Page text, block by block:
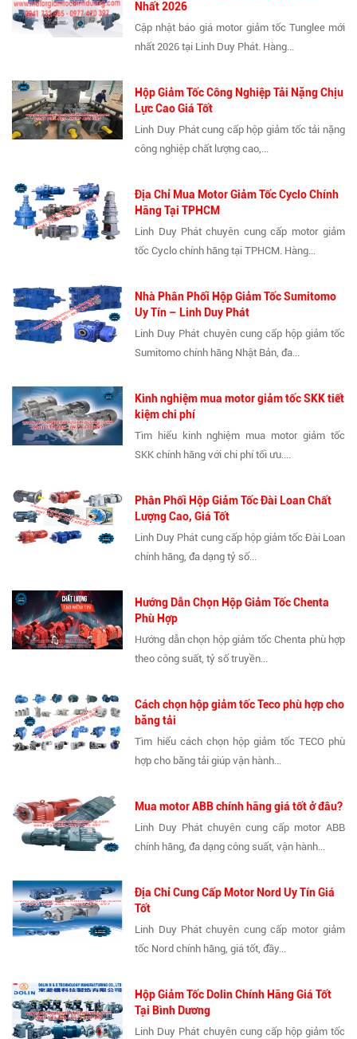
Nhất 2026
Cập nhật báo giá motor giảm tốc Tunglee mới
nhất 2026 tại Linh Duy Phát. Hàng...
Hộp Giảm Tốc Công Nghiệp Tải Nặng Chịu
Lực Cao Giá Tốt
Linh Duy Phát cung cấp hộp giảm tốc tải nặng
công nghiệp chất lượng cao,...
Địa Chỉ Mua Motor Giảm Tốc Cyclo Chính
Hãng Tại TPHCM
Linh Duy Phát chuyên cung cấp motor giảm
tốc Cyclo chính hãng tại TPHCM. Hàng...
Nhà Phân Phối Hộp Giảm Tốc Sumitomo
Uy Tín – Linh Duy Phát
Linh Duy Phát chuyên cung cấp hộp giảm tốc
Sumitomo chính hãng Nhật Bản, đa...
Kinh nghiệm mua motor giảm tốc SKK tiết
kiệm chi phí
Tìm hiểu kinh nghiệm mua motor giảm tốc
SKK chính hãng với chi phí tối ưu....
Phân Phối Hộp Giảm Tốc Đài Loan Chất
Lượng Cao, Giá Tốt
Linh Duy Phát cung cấp hộp giảm tốc Đài Loan
chính hãng, đa dạng tỷ số...
Hướng Dẫn Chọn Hộp Giảm Tốc Chenta
Phù Hợp
Hướng dẫn chọn hộp giảm tốc Chenta phù hợp
theo công suất, tỷ số truyền...
Cách chọn hộp giảm tốc Teco phù hợp cho
băng tải
Tìm hiểu cách chọn hộp giảm tốc TECO phù
hợp cho băng tải giúp vận hành...
Mua motor ABB chính hãng giá tốt ở đâu?
Linh Duy Phát chuyên cung cấp motor ABB
chính hãng, đa dạng công suất, vận hành...
Địa Chỉ Cung Cấp Motor Nord Uy Tín Giá
Tốt
Linh Duy Phát chuyên cung cấp motor giảm
tốc Nord chính hãng, giá tốt, đầy...
Hộp Giảm Tốc Dolin Chính Hãng Giá Tốt
Tại Bình Dương
Linh Duy Phát chuyên cung cấp hộp giảm tốc